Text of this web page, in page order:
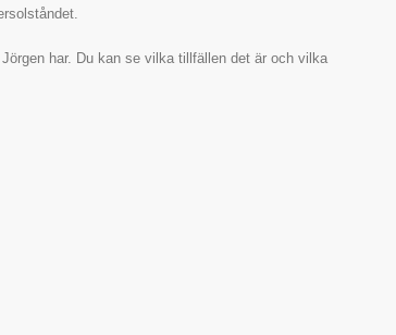
har. Du kan se vilka tillfällen det är och vilka